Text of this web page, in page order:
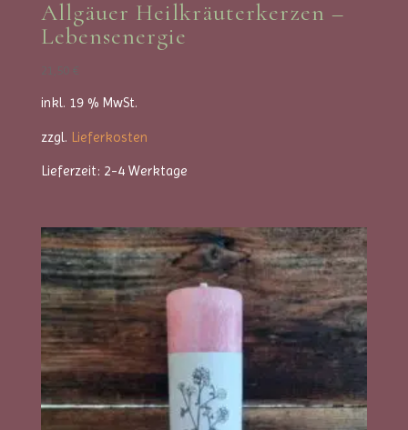
Allgäuer Heilkräuterkerzen –
Lebensenergie
21,50 €
inkl. 19 % MwSt.
zzgl. Lieferkosten
Lieferzeit: 2-4 Werktage